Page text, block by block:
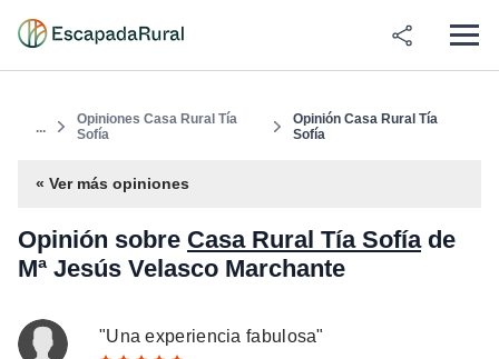
...
Opiniones Casa Rural Tía
Sofía
Opinión Casa Rural Tía
Sofía
« Ver más opiniones
Opinión sobre Casa Rural Tía Sofíade
Mª Jesús Velasco Marchante
"Una experiencia fabulosa"